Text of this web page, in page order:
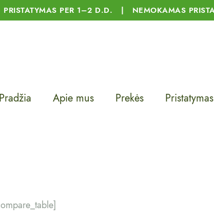
PRISTATYMAS PER 1–2 D.D. | NEMOKAMAS
Pradžia Apie mus Prekės Pristatymas